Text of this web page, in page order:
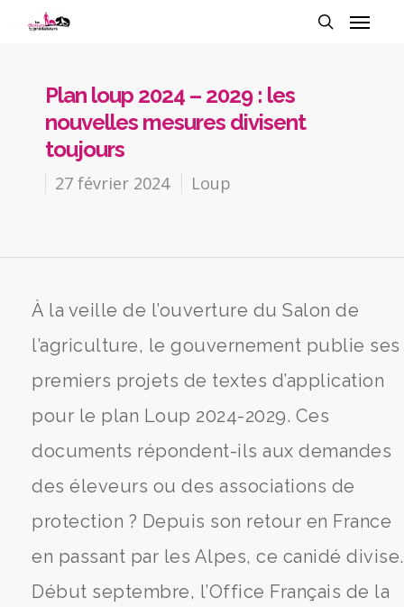
Plan loup 2024 – 2029 : les
nouvelles mesures divisent
toujours
27 février 2024 Loup
À la veille de l’ouverture du Salon de
l’agriculture, le gouvernement publie ses
premiers projets de textes d’application
pour le plan Loup 2024-2029. Ces
documents répondent-ils aux demandes
des éleveurs ou des associations de
protection ? Depuis son retour en France
en passant par les Alpes, ce canidé divise.
Début septembre, l’Office Français de la